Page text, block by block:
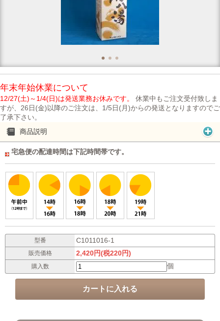
年末年始休業について
12/27(土)～1/4(日)は発送業務お休みです。
休業中もご注文受付致しま
すが、26日(金)以降のご注文は、1/5日(月)からの発送となりますのでご
了承下さい。
商品説明
宅急便の配達時間は下記時間帯です。
型番 C1011016-1
販売価格 2,420円(税220円)
購入数 個